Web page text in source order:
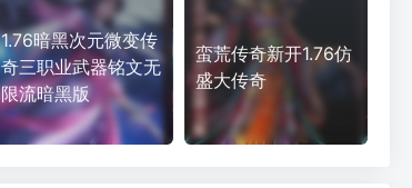
1.76暗黑次元微变传
奇三职业武器铭文无
限流暗黑版
蛮荒传奇新开1.76仿
盛大传奇